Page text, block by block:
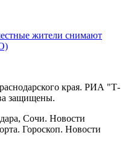
жители снимают
края. РИА "Т-
защищены.
Сочи. Новости
Гороскоп. Новости